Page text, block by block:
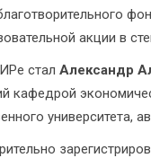
акции в
стал Александр
кафедрой
университета,